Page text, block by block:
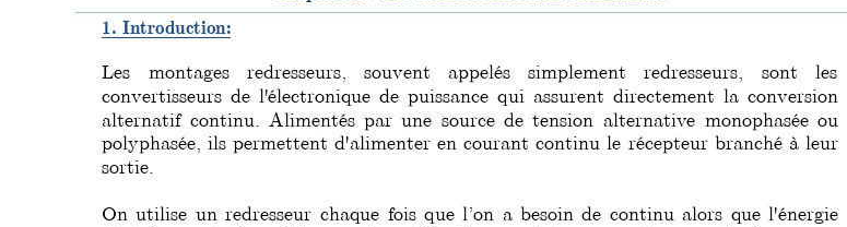
1. Introduction:
Les montages redresseurs, souvent appelés simplement redresseurs, sont les
convertisseurs de l'électronique de puissance qui assurent directement la conversion
alternatif continu. Alimentés par une source de tension alternative monophasée ou
polyphasée, ils permettent d'alimenter en courant continu le récepteur branché à leur
sortie.
On utilise un redresseur chaque fois que l’on a besoin de continu alors que l'énergie